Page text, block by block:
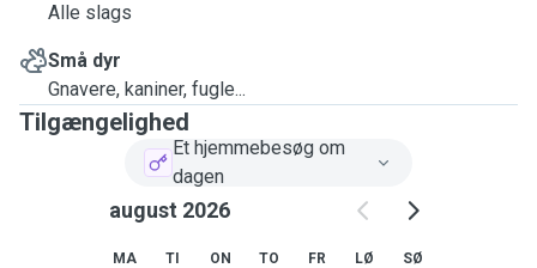
Alle slags
Små dyr
Gnavere, kaniner, fugle...
Tilgængelighed
Et hjemmebesøg om
dagen
august 2026
MA TI ON TO FR LØ SØ